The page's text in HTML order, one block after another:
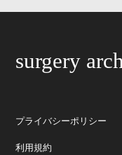
surgery
プライバシーポリシー
利用規約